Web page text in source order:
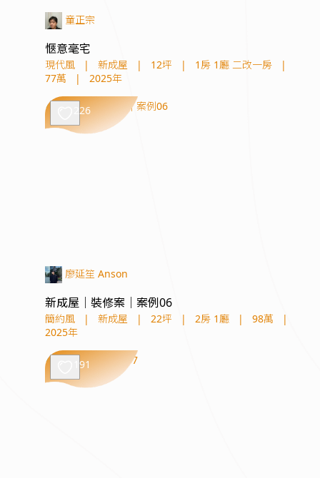
童正宗
愜意毫宅
現代風 | 新成屋 | 12坪 | 1房 1廳 二改一房
|
77萬
| 2025年
226
廖延笙 Anson
新成屋｜裝修案｜案例06
簡約風 | 新成屋 | 22坪 | 2房 1廳 | 98萬
|
2025年
191